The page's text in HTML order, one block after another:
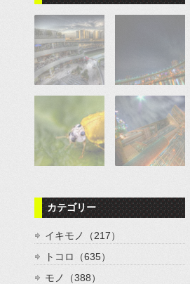
カテゴリー
イキモノ（217）
トコロ（635）
モノ（388）